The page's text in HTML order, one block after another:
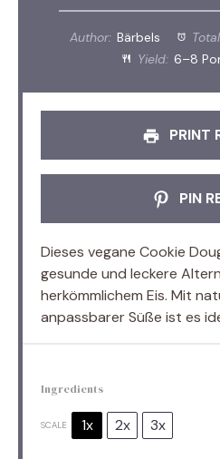
Author: Bärbels
Yield: 6–8
PRINT
PIN
Dieses vegane Cookie
gesunde und leckere
herkömmlichem Eis. Mit
anpassbarer Süße ist es
Ingredients
SCALE 1x 2x 3x